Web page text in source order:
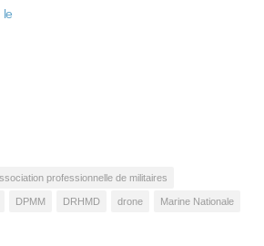
le
professionnelle de militaires
DPMM DRHMD drone Marine Nationale